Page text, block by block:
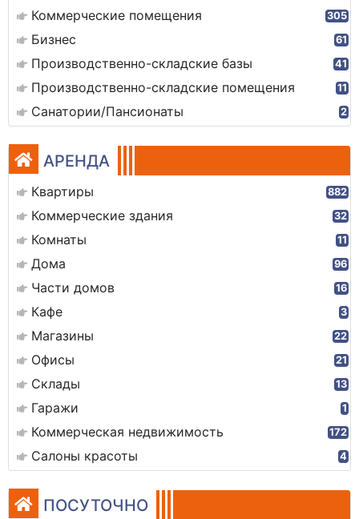
Коммерческие помещения 305
Бизнес 61
Производственно-складские базы 41
Производственно-складские помещения 11
Санатории/Пансионаты 2
АРЕНДА
Квартиры 882
Коммерческие здания 32
Комнаты 11
Дома 96
Части домов 16
Кафе 3
Магазины 22
Офисы 21
Склады 13
Гаражи 1
Коммерческая недвижимость 172
Салоны красоты 4
ПОСУТОЧНО